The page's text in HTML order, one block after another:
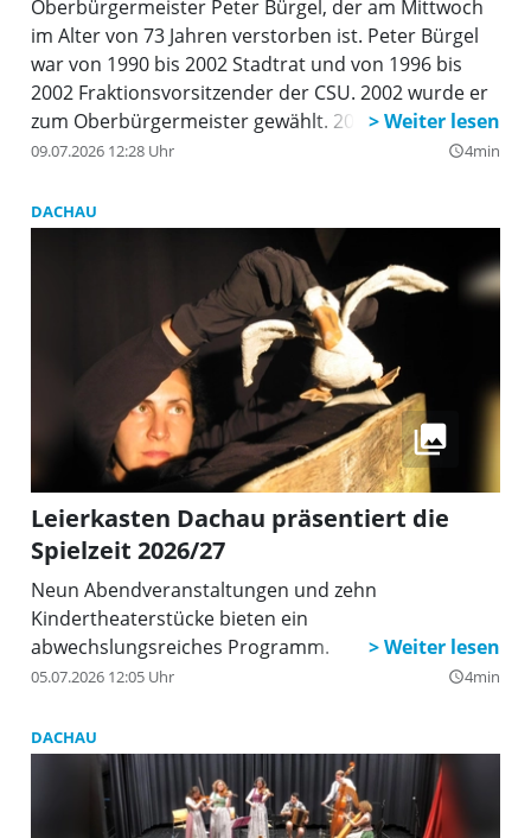
Oberbürgermeister Peter Bürgel, der am Mittwoch
im Alter von 73 Jahren verstorben ist. Peter Bürgel
war von 1990 bis 2002 Stadtrat und von 1996 bis
2002 Fraktionsvorsitzender der CSU. 2002 wurde er
zum Oberbürgermeister gewählt. 2008 wurde er
wiedergewählt und schied 2014 aus dem Amt.
09.07.2026 12:28 Uhr query_builder4min
DACHAU
Leierkasten Dachau präsentiert die
Spielzeit 2026/27
Neun Abendveranstaltungen und zehn
Kindertheaterstücke bieten ein
abwechslungsreiches Programm.
05.07.2026 12:05 Uhr query_builder4min
DACHAU